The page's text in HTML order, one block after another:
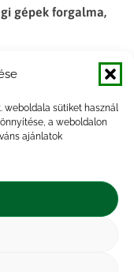
weboldala sütiket használ
a weboldalon
ajánlatok
gépek forgalma,
forgalma, 2014.